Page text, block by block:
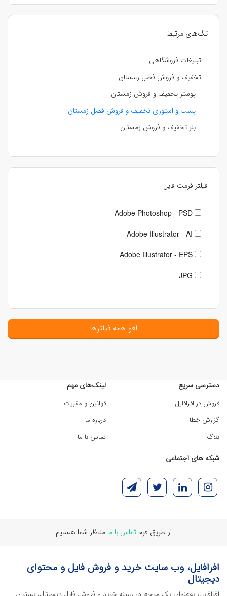
تگ‌های مرتبط
تبلیغات فروشگاهی
تخفیف و فروش فصل زمستان
پوستر تخفیف و فروش زمستان
پست و استوری تخفیف و فروش فصل زمستان
بنر تخفیف و فروش زمستان
فیلتر فرمت فایل
Adobe Photoshop - PSD
Adobe Illustrator - AI
Adobe Illustrator - EPS
JPG
لغو همه فیلترها
دسترسی سریع
فروش در افرافایل
گزارش خطا
بلاگ
لینک‌های مهم
قوانین و مقررات
درباره ما
تماس با ما
شبکه های اجتماعی
از طریق فرمتماس با ما منتظر شما هستیم
افرافایل، وب سایت خرید و فروش فایل و محتوای
دیجیتال